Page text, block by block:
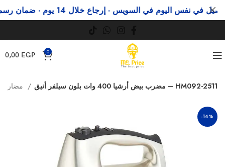
0
0,00 EGP
مضرب بيض أرشيا 400 وات بلون سيلفر أنيق – HM092-2511
-14%
نفس اليوم في السويس · إرجاع خلال 14 يوم · ضمان رسمي